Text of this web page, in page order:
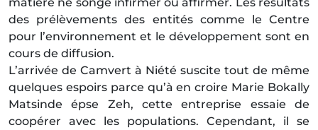
des prélèvements des entités comme le Centre
pour l’environnement et le développement sont en
cours de diffusion.
L’arrivée de Camvert à Niété suscite tout de même
quelques espoirs parce qu’à en croire Marie Bokally
Matsinde épse Zeh, cette entreprise essaie de
coopérer avec les populations. Cependant, il se